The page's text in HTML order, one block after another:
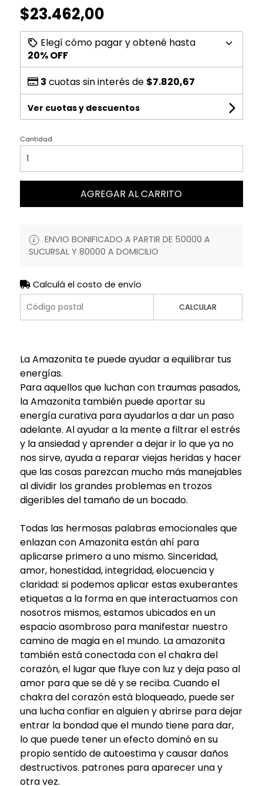
$23.462,00
Elegí cómo pagar y obtené hasta
20% OFF
3 cuotas sin interés de $7.820,67
Ver cuotas y descuentos
Cantidad
AGREGAR AL CARRITO
ENVIO BONIFICADO A PARTIR DE 50000 A
SUCURSAL Y 80000 A DOMICILIO
Calculá el costo de envío
CALCULAR
La Amazonita te puede ayudar a equilibrar tus
energías.
Para aquellos que luchan con traumas pasados,
la Amazonita también puede aportar su
energía curativa para ayudarlos a dar un paso
adelante. Al ayudar a la mente a filtrar el estrés
y la ansiedad y aprender a dejar ir lo que ya no
nos sirve, ayuda a reparar viejas heridas y hacer
que las cosas parezcan mucho más manejables
al dividir los grandes problemas en trozos
digeribles del tamaño de un bocado.
Todas las hermosas palabras emocionales que
enlazan con Amazonita están ahí para
aplicarse primero a uno mismo. Sinceridad,
amor, honestidad, integridad, elocuencia y
claridad: si podemos aplicar estas exuberantes
etiquetas a la forma en que interactuamos con
nosotros mismos, estamos ubicados en un
espacio asombroso para manifestar nuestro
camino de magia en el mundo. La amazonita
también está conectada con el chakra del
corazón, el lugar que fluye con luz y deja paso al
amor para que se dé y se reciba. Cuando el
chakra del corazón está bloqueado, puede ser
una lucha confiar en alguien y abrirse para dejar
entrar la bondad que el mundo tiene para dar,
lo que puede tener un efecto dominó en su
propio sentido de autoestima y causar daños
destructivos. patrones para aparecer una y
otra vez.